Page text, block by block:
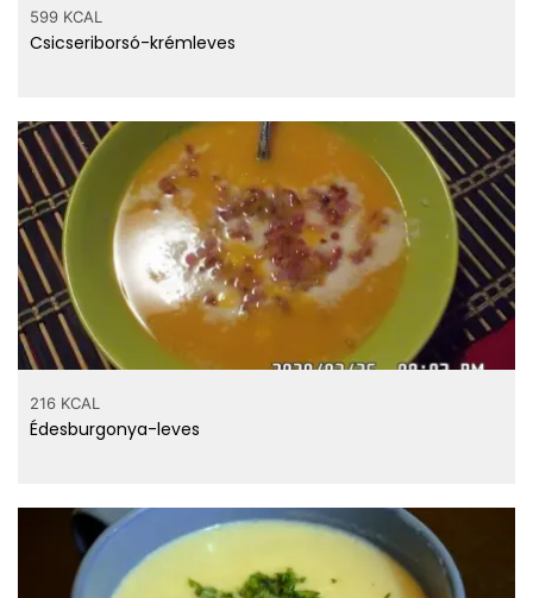
599 KCAL
Csicseriborsó-krémleves
216 KCAL
Édesburgonya-leves